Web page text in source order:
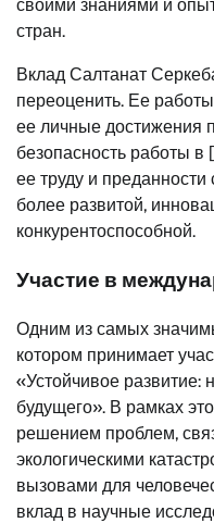
своими знаниями и
стран.
Вклад Салтанат
переоценить. Ее
ее личные достижения
безопасность работы в
ее труду и преданности
более развитой,
конкурентоспособной.
Участие в
Одним из самых
котором принимает
«Устойчивое развитие:
будущего». В рамках
решением проблем,
экологическими
вызовами для
вклад в научные